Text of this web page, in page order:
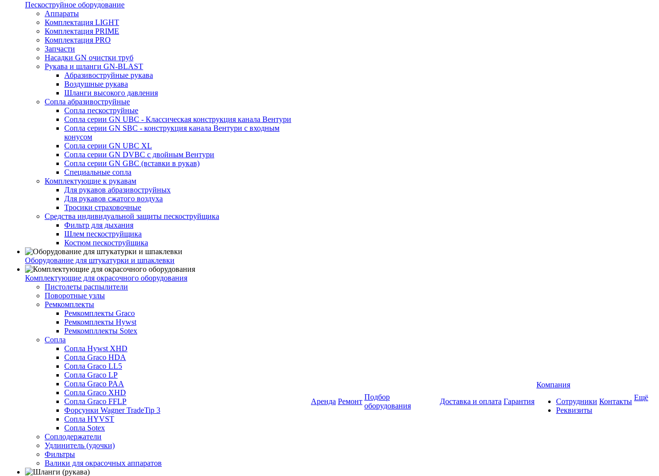
Пескоструйное оборудование
Аппараты
Комплектация LIGHT
Комплектация PRIME
Комплектация PRO
Запчасти
Насадки GN очистки труб
Рукава и шланги GN-BLAST
Абразивоструйные рукава
Воздушные рукава
Шланги высокого давления
Сопла абразивоструйные
Сопла пескоструйные
Сопла серии GN UBC - Классическая конструкция канала Вентури
Сопла серии GN SBC - конструкция канала Вентури c входным
конусом
Сопла серии GN UBC XL
Сопла серии GN DVBC с двойным Вентури
Сопла серии GN GBC (вставки в рукав)
Специальные сопла
Комплектующие к рукавам
Для рукавов абразивоструйных
Для рукавов сжатого воздуха
Тросики страховочные
Средства индивидуальной защиты пескоструйщика
Фильтр для дыхания
Шлем пескоструйщика
Костюм пескоструйщика
Оборудование для штукатурки и шпаклевки
Комплектующие для окрасочного оборудования
Пистолеты распылители
Поворотные узлы
Ремкомплекты
Ремкомплекты Graco
Ремкомплекты Hywst
Ремкомпллекты Sotex
Сопла
Сопла Hywst XHD
Сопла Graco HDA
Сопла Graco LL5
Сопла Graco LP
Сопла Graco PAA
Сопла Graco XHD
Сопла Graco FFLP
Форсунки Wagner TradeTip 3
Сопла HYVST
Сопла Sotex
Соплодержатели
Удлинитель (удочки)
Фильтры
Валики для окрасочных аппаратов
Аренда Ремонт
Подбор
оборудования
Доставка и оплата Гарантия
Компания
Сотрудники
Реквизиты
Контакты Ещё